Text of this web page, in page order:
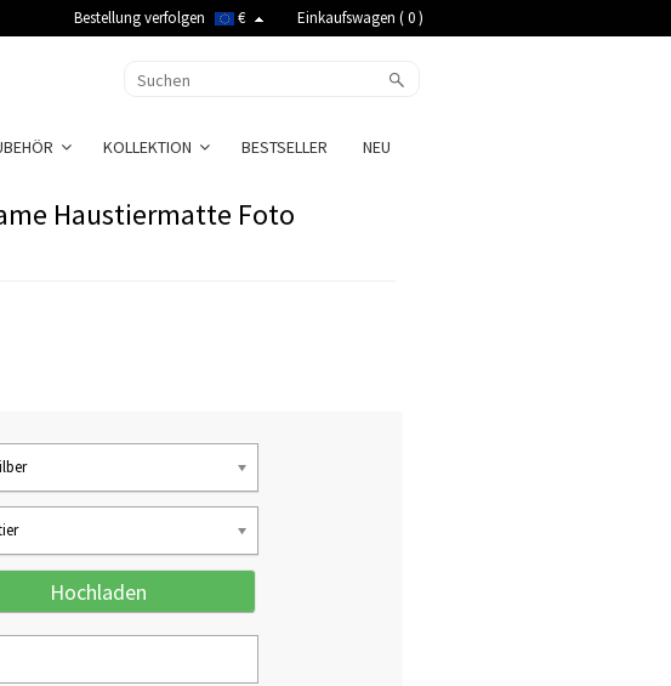
Bestellung verfolgen € Einkaufswagen (0)
KOLLEKTION BESTSELLER NEU
Haustiermatte Foto
Hochladen